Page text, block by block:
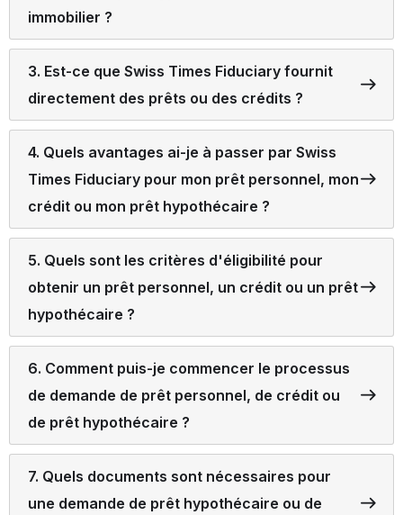
immobilier ?
3. Est-ce que Swiss Times Fiduciary fournit
directement des prêts ou des crédits ?
4. Quels avantages ai-je à passer par Swiss
Times Fiduciary pour mon prêt personnel, mon
crédit ou mon prêt hypothécaire ?
5. Quels sont les critères d'éligibilité pour
obtenir un prêt personnel, un crédit ou un prêt
hypothécaire ?
6. Comment puis-je commencer le processus
de demande de prêt personnel, de crédit ou
de prêt hypothécaire ?
7. Quels documents sont nécessaires pour
une demande de prêt hypothécaire ou de